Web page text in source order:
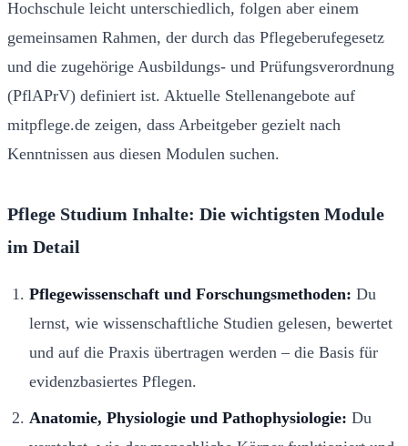
Hochschule leicht unterschiedlich, folgen aber einem
gemeinsamen Rahmen, der durch das Pflegeberufegesetz
und die zugehörige Ausbildungs- und Prüfungsverordnung
(PflAPrV) definiert ist. Aktuelle Stellenangebote auf
mitpflege.de zeigen, dass Arbeitgeber gezielt nach
Kenntnissen aus diesen Modulen suchen.
Pflege Studium Inhalte: Die wichtigsten Module
im Detail
Pflegewissenschaft und Forschungsmethoden: Du
lernst, wie wissenschaftliche Studien gelesen, bewertet
und auf die Praxis übertragen werden – die Basis für
evidenzbasiertes Pflegen.
Anatomie, Physiologie und Pathophysiologie: Du